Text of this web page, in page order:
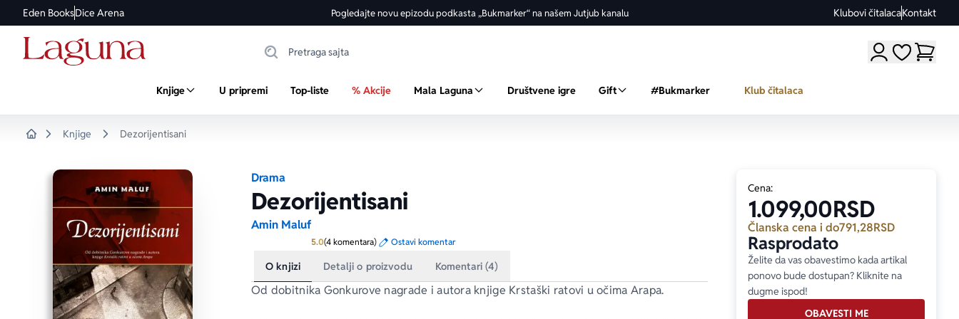
Eden BooksDice Arena Pogledajte novu epizodu podkasta „Bukmarker“ na našem Jutjub kanalu Klubovi čitalacaKontakt
Moji omiljeni
Knjige U pripremi Top-liste % Akcije Mala Laguna Društvene igre Gift #Bukmarker Klub čitalaca
Knjige Dezorijentisani
Drama
Dezorijentisani
Amin Maluf
5.0Prosecna ocena je 5.0 od 5
(4 komentara) Ostavi komentar
O knjizi Detalji o proizvodu Komentari (4)
Od dobitnika Gonkurove nagrade i autora knjige Krstaški ratovi u očima Arapa.
Cena:
1.099,00RSD
Članska cena i do791,28RSD
Rasprodato
Želite da vas obavestimo kada artikal
ponovo bude dostupan? Kliknite na
dugme ispod!
OBAVESTI ME